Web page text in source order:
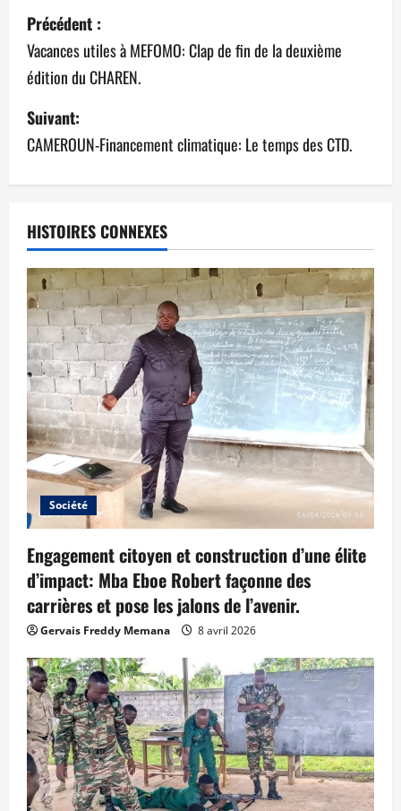
Précédent :
Vacances utiles à MEFOMO: Clap de fin de la deuxième
édition du CHAREN.
Suivant:
CAMEROUN-Financement climatique: Le temps des CTD.
HISTOIRES CONNEXES
Société
Engagement citoyen et construction d’une élite
d’impact: Mba Eboe Robert façonne des
carrières et pose les jalons de l’avenir.
Gervais Freddy Memana 8 avril 2026